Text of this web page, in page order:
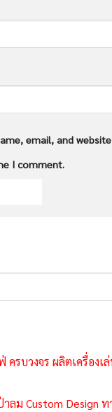
email, and
I comment.
ครบวงจร ผลิตเครื่อง
ลม Custom Design ท